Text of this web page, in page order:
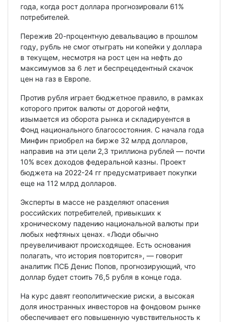
года, когда рост доллара прогнозировали 61%
потребителей.
Пережив 20-процентную девальвацию в прошлом
году, рубль не смог отыграть ни копейки у доллара
в текущем, несмотря на рост цен на нефть до
максимумов за 6 лет и беспрецедентный скачок
цен на газ в Европе.
Против рубля играет бюджетное правило, в рамках
которого приток валюты от дорогой нефти,
изымается из оборота рынка и складируентся в
Фонд национального благосостояния. С начала года
Минфин приобрел на бирже 32 млрд долларов,
направив на эти цели 2,3 триллиона рублей — почти
10% всех доходов федеральной казны. Проект
бюджета на 2022-24 гг предусматривает покупки
еще на 112 млрд долларов.
Эксперты в массе не разделяют опасения
российских потребителей, привыкших к
хроническому падению национальной валюты при
любых нефтяных ценах. «Люди обычно
преувеличивают происходящее. Есть основания
полагать, что история повторится», — говорит
аналитик ПСБ Денис Попов, прогнозирующий, что
доллар будет стоить 76,5 рубля в конце года.
На курс давят геополитические риски, а высокая
доля иностранных инвесторов на фондовом рынке
обеспечивает его повышенную чувствительность к